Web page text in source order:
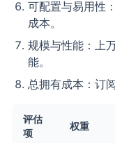
可配置与易用性
成本。
规模与性能：上
能。
总拥有成本：订
评估
项
权重